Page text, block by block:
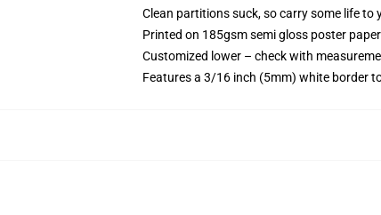
Clean partitions suck, so carry some life to
Printed on 185gsm semi gloss poster paper
Customized lower – check with
Features a 3/16 inch (5mm) white border